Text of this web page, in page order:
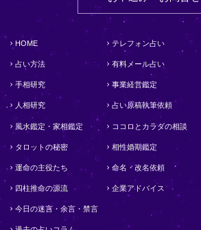
HOME
占い方法
手相研究
人相研究
風水鑑定・家相鑑定
タロットの秘密
運命の主役たち
四柱推命の源流
今日の迷言・余言・禁言
テレフォン占い
有料メール占い
事業経営鑑定
占い原稿執筆依頼
ココロとカラダの相談
相性婚期鑑定
命名・改名依頼
企業アドバイス